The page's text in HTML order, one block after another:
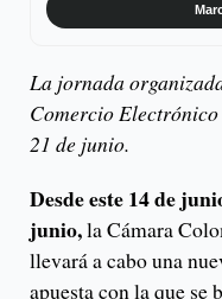
La jornada
Comercio
21 de junio.
Desde este 14 de
junio,la Cámara
llevará a cabo una
apuesta con la que se